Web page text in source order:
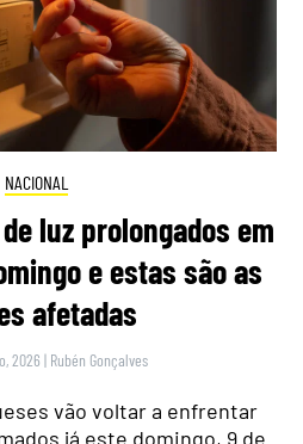
NACIONAL
luz prolongados em
e estas são as
afetadas
2026 | Rubén Gonçalves
vão voltar a enfrentar
já este domingo, 9 de